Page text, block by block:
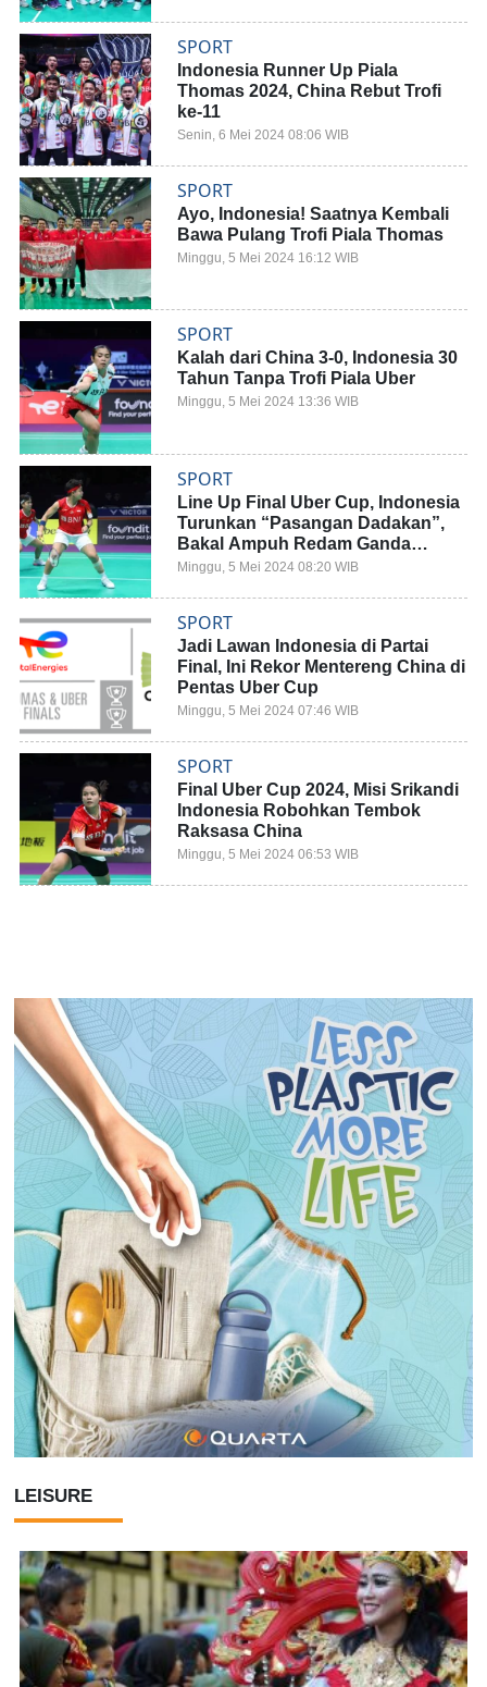
LEISURE
SPORT
Indonesia Runner Up Piala
Thomas 2024, China Rebut Trofi
ke-11
Senin, 6 Mei 2024 08:06 WIB
SPORT
Ayo, Indonesia! Saatnya Kembali
Bawa Pulang Trofi Piala Thomas
Minggu, 5 Mei 2024 16:12 WIB
SPORT
Kalah dari China 3-0, Indonesia 30
Tahun Tanpa Trofi Piala Uber
Minggu, 5 Mei 2024 13:36 WIB
SPORT
Line Up Final Uber Cup, Indonesia
Turunkan “Pasangan Dadakan”,
Bakal Ampuh Redam Ganda
China?
Minggu, 5 Mei 2024 08:20 WIB
SPORT
Jadi Lawan Indonesia di Partai
Final, Ini Rekor Mentereng China di
Pentas Uber Cup
Minggu, 5 Mei 2024 07:46 WIB
SPORT
Final Uber Cup 2024, Misi Srikandi
Indonesia Robohkan Tembok
Raksasa China
Minggu, 5 Mei 2024 06:53 WIB